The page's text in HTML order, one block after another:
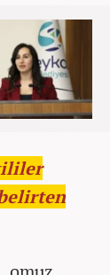
belirten